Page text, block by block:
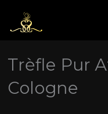
treści
Trèfle Pur
Cologne